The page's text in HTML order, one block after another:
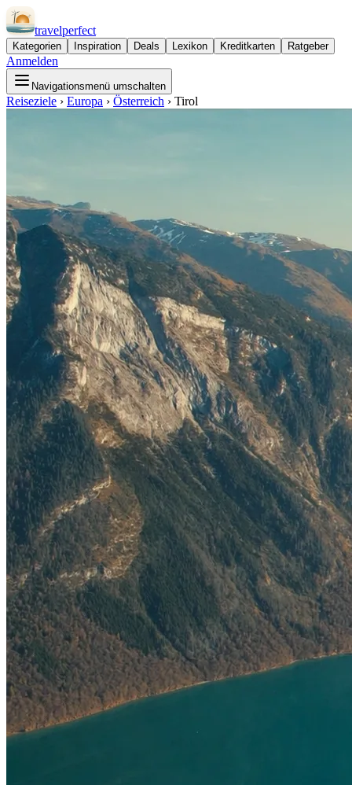
travelperfect
Kategorien Inspiration Deals Lexikon Kreditkarten Ratgeber
Anmelden
Navigationsmenü umschalten
Reiseziele › Europa › Österreich › Tirol